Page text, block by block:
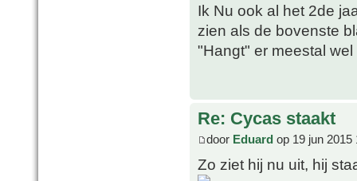
Ik Nu ook al het 2de
zien als de bovenste
"Hangt" er meestal
Re: Cycas staakt
door Eduard op 19 jun 2015
Zo ziet hij nu uit, hij